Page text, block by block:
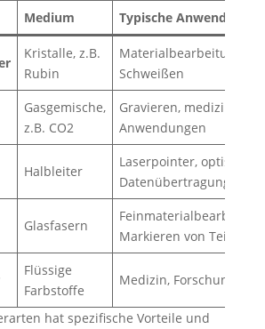
Medium Typische Anwendungen
Kristalle, z.B.
Rubin
Materialbearbeitung,
Schweißen
Gasgemische,
z.B. CO2
Gravieren, medizinische
Anwendungen
Halbleiter
Laserpointer, optische
Datenübertragung
Glasfasern
Markieren von Teilen
Flüssige
Farbstoffe
Medizin, Forschung
hat spezifische Vorteile und